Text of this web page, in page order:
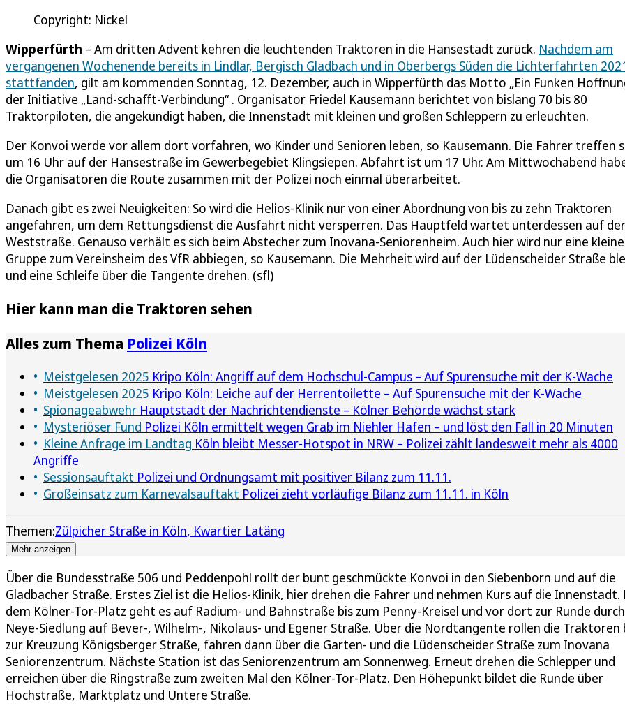
Copyright: Nickel
Wipperfürth – Am dritten Advent kehren die leuchtenden Traktoren in die Hansestadt zurück. Nachdem am
vergangenen Wochenende bereits in Lindlar, Bergisch Gladbach und in Oberbergs Süden die Lichterfahrten
stattfanden, gilt am kommenden Sonntag, 12. Dezember, auch in Wipperfürth das Motto „Ein Funken
der Initiative „Land-schafft-Verbindung“ . Organisator Friedel Kausemann berichtet von bislang 70 bis 80
Traktorpiloten, die angekündigt haben, die Innenstadt mit kleinen und großen Schleppern zu erleuchten.
Der Konvoi werde vor allem dort vorfahren, wo Kinder und Senioren leben, so Kausemann. Die Fahrer treffen
um 16 Uhr auf der Hansestraße im Gewerbegebiet Klingsiepen. Abfahrt ist um 17 Uhr. Am Mittwochabend
die Organisatoren die Route zusammen mit der Polizei noch einmal überarbeitet.
Danach gibt es zwei Neuigkeiten: So wird die Helios-Klinik nur von einer Abordnung von bis zu zehn Traktoren
angefahren, um dem Rettungsdienst die Ausfahrt nicht versperren. Das Hauptfeld wartet unterdessen auf der
Weststraße. Genauso verhält es sich beim Abstecher zum Inovana-Seniorenheim. Auch hier wird nur eine kleine
Gruppe zum Vereinsheim des VfR abbiegen, so Kausemann. Die Mehrheit wird auf der Lüdenscheider Straße
und eine Schleife über die Tangente drehen. (sfl)
Hier kann man die Traktoren sehen
Alles zum Thema Polizei Köln
Meistgelesen 2025 Kripo Köln: Angriff auf dem Hochschul-Campus – Auf Spurensuche mit der K-Wache
Meistgelesen 2025 Kripo Köln: Leiche auf der Herrentoilette – Auf Spurensuche mit der K-Wache
Spionageabwehr Hauptstadt der Nachrichtendienste – Kölner Behörde wächst stark
Mysteriöser Fund Polizei Köln ermittelt wegen Grab im Niehler Hafen – und löst den Fall in 20 Minuten
Kleine Anfrage im Landtag Köln bleibt Messer-Hotspot in NRW – Polizei zählt landesweit mehr als 4000
Angriffe
Sessionsauftakt Polizei und Ordnungsamt mit positiver Bilanz zum 11.11.
Großeinsatz zum Karnevalsauftakt Polizei zieht vorläufige Bilanz zum 11.11. in Köln
Themen:Zülpicher Straße in Köln Kwartier Latäng
Mehr anzeigen
Über die Bundesstraße 506 und Peddenpohl rollt der bunt geschmückte Konvoi in den Siebenborn und auf die
Gladbacher Straße. Erstes Ziel ist die Helios-Klinik, hier drehen die Fahrer und nehmen Kurs auf die Innenstadt.
dem Kölner-Tor-Platz geht es auf Radium- und Bahnstraße bis zum Penny-Kreisel und vor dort zur Runde
Neye-Siedlung auf Bever-, Wilhelm-, Nikolaus- und Egener Straße. Über die Nordtangente rollen die Traktoren
zur Kreuzung Königsberger Straße, fahren dann über die Garten- und die Lüdenscheider Straße zum Inovana
Seniorenzentrum. Nächste Station ist das Seniorenzentrum am Sonnenweg. Erneut drehen die Schlepper und
erreichen über die Ringstraße zum zweiten Mal den Kölner-Tor-Platz. Den Höhepunkt bildet die Runde über
Hochstraße, Marktplatz und Untere Straße.